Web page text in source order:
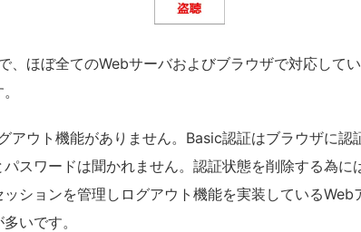
、ほぼ全てのWebサーバおよびブラウザで対応して
アウト機能がありません。Basic認証はブラウザに
スワードは聞かれません。認証状態を削除する為に
ションを管理しログアウト機能を実装している
いです。